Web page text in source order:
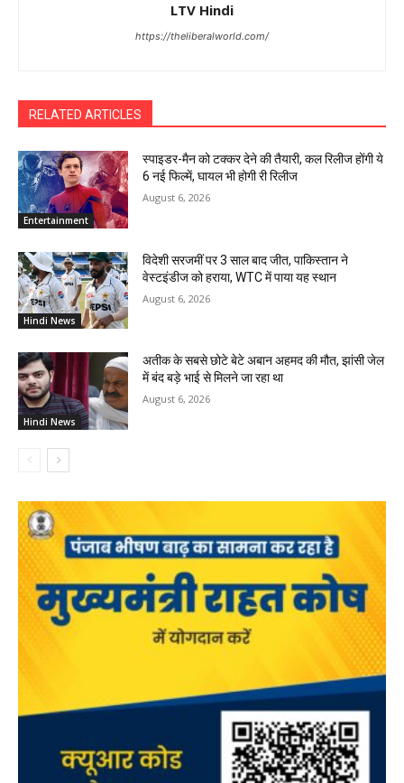
LTV Hindi
https://theliberalworld.com/
RELATED ARTICLES
Entertainment
स्पाइडर-मैन को टक्कर देने की तैयारी, कल रिलीज होंगी ये
6 नई फिल्में, घायल भी होगी री रिलीज
August 6, 2026
Hindi News
विदेशी सरजमीं पर 3 साल बाद जीत, पाकिस्तान ने
वेस्टइंडीज को हराया, WTC में पाया यह स्थान
August 6, 2026
Hindi News
अतीक के सबसे छोटे बेटे अबान अहमद की मौत, झांसी जेल
में बंद बड़े भाई से मिलने जा रहा था
August 6, 2026